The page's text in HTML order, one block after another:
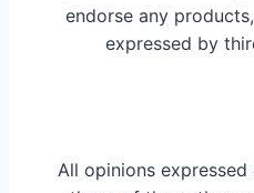
endorse any
expressed by
All opinions